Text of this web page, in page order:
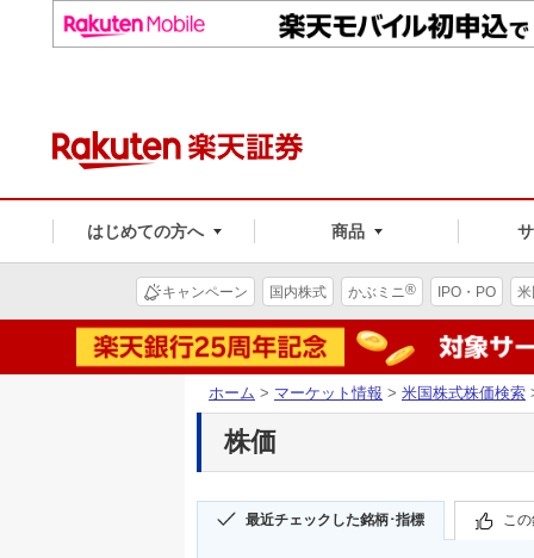
はじめての方へ 商品
キャンペーン 国内株式 かぶミニ® IPO・PO
ホーム > マーケット情報 > 米国株式株価検索
株価
最近チェックした銘柄･指標 こ